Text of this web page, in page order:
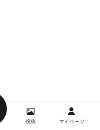
投稿 マイページ